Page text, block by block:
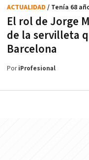
El rol de Jorge
de la servilleta
Barcelona
ACTUALIDAD / Tenía 68
PoriProfesional